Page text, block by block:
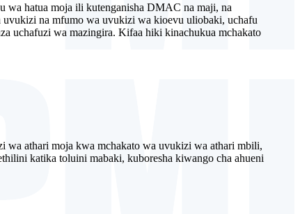
hatua moja ili kutenganisha DMAC na maji, na
uvukizi na mfumo wa uvukizi wa kioevu uliobaki, uchafu
uchafuzi wa mazingira. Kifaa hiki kinachukua mchakato
wa athari moja kwa mchakato wa uvukizi wa athari mbili,
katika toluini mabaki, kuboresha kiwango cha ahueni